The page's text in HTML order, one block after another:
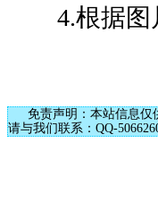
4.根据图片
免责声明：本站信息仅
请与我们联系：QQ-